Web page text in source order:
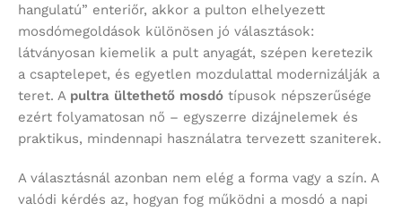
hangulatú” enteriőr, akkor a pulton elhelyezett
mosdómegoldások különösen jó választások:
látványosan kiemelik a pult anyagát, szépen keretezik
a csaptelepet, és egyetlen mozdulattal modernizálják a
teret. A pultra ültethető mosdó típusok népszerűsége
ezért folyamatosan nő – egyszerre dizájnelemek és
praktikus, mindennapi használatra tervezett szaniterek.
A választásnál azonban nem elég a forma vagy a szín. A
valódi kérdés az, hogyan fog működni a mosdó a napi